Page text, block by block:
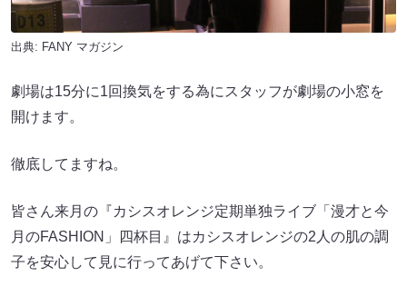
出典: FANY マガジン
劇場は15分に1回換気をする為にスタッフが劇場の小窓を
開けます。
徹底してますね。
皆さん来月の『カシスオレンジ定期単独ライブ「漫才と今
月のFASHION」四杯目』はカシスオレンジの2人の肌の調
子を安心して見に行ってあげて下さい。